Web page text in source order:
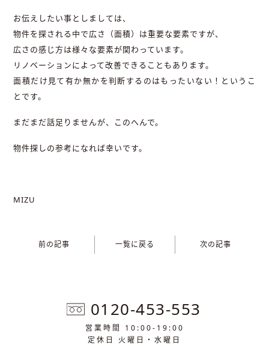
お伝えしたい事としましては、
物件を探される中で広さ（面積）は重要な要素ですが、
広さの感じ方は様々な要素が関わっています。
リノベーションによって改善できることもあります。
面積だけ見て有か無かを判断するのはもったいない！というこ
とです。
まだまだ話足りませんが、このへんで。
物件探しの参考になれば幸いです。
MIZU
前の記事 一覧に戻る 次の記事
0120-453-553
営業時間 10:00-19:00
定休日 火曜日・水曜日